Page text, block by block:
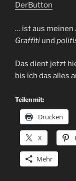
DerButton
… ist aus meinen
Graffiti und
Das dient jetzt
bis ich das alles
Teilen mit:
Drucken
X
Mehr